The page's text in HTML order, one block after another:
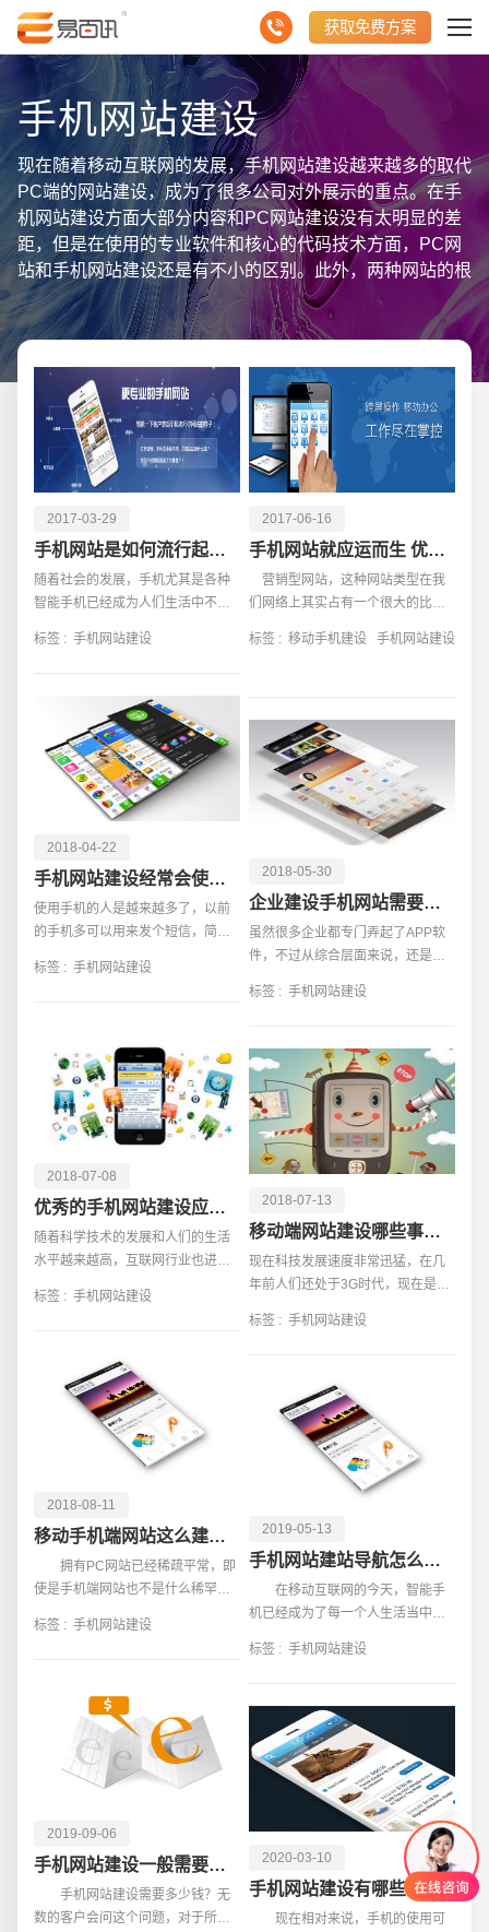
获取免费方案
手机网站建设
现在随着移动互联网的发展，手机网站建设越来越多的取代
PC端的网站建设，成为了很多公司对外展示的重点。在手
机网站建设方面大部分内容和PC网站建设没有太明显的差
距，但是在使用的专业软件和核心的代码技术方面，PC网
站和手机网站建设还是有不小的区别。此外，两种网站的根
本区别还在页面的设计方面，手机网站的页面设计和传统的
PC端网站页面设计差异很大，包括尺寸差异和页面布局的
差异，需要打造全新的UI系统。
2017-03-29
手机网站是如何流行起来的
随着社会的发展，手机尤其是各种
智能手机已经成为人们生活中不可
作，娱乐都已经离不开手机。更多
标签 : 手机网站建设
2017-06-16
手机网站就应运而生 优势有哪些
营销型网站，这种网站类型在我
们网络上其实占有一个很大的比例
一些营销的一些服务的，上面所涉
标签 : 移动手机建设 手机网站建设
2018-04-22
手机网站建设经常会使用到的语言
使用手机的人是越来越多了，以前
的手机多可以用来发个短信，简单
果想要网上购物还是使用电脑更加
标签 : 手机网站建设
2018-05-30
企业建设手机网站需要注意的事项
虽然很多企业都专门弄起了APP软
件，不过从综合层面来说，还是网
APP成本要低廉很多，而且受传统
标签 : 手机网站建设
2018-07-08
优秀的手机网站建设应该满足什么条件
随着科学技术的发展和人们的生活
水平越来越高，互联网行业也进入
人的关注，虽说目前越来越多的行
标签 : 手机网站建设
2018-07-13
移动端网站建设哪些事项需要注意
现在科技发展速度非常迅猛，在几
年前人们还处于3G时代，现在是4G
5G时代一来，相信使用电脑的人群
标签 : 手机网站建设
2018-08-11
移动手机端网站这么建才有效果 以下几个方法值得借鉴
拥有PC网站已经稀疏平常，即
使是手机端网站也不是什么稀罕
网站似乎比PC网站要难做的做，尤
标签 : 手机网站建设
2019-05-13
手机网站建站导航怎么设置更好
在移动互联网的今天，智能手
机已经成为了每一个人生活当中不
背景之下，手机网站也在变得越来
标签 : 手机网站建设
2019-09-06
手机网站建设一般需要多少钱
手机网站建设需要多少钱？无
数的客户会问这个问题，对于所有
2020-03-10
手机网站建设有哪些注意事项
现在相对来说，手机的使用可
微信号